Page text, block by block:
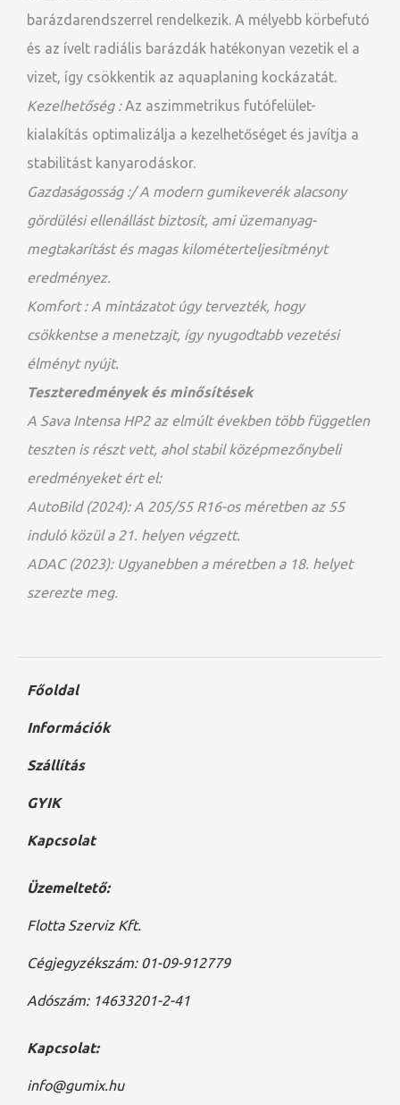
barázdarendszerrel rendelkezik. A mélyebb körbefutó
és az ívelt radiális barázdák hatékonyan vezetik el a
vizet, így csökkentik az aquaplaning kockázatát.
Kezelhetőség :Az aszimmetrikus futófelület-
kialakítás optimalizálja a kezelhetőséget és javítja a
stabilitást kanyarodáskor.
Gazdaságosság :/A modern gumikeverék alacsony
gördülési ellenállást biztosít, ami üzemanyag-
megtakarítást és magas kilométerteljesítményt
eredményez.
Komfort : A mintázatot úgy tervezték, hogy
csökkentse a menetzajt, így nyugodtabb vezetési
élményt nyújt.
Teszteredmények és minősítések
A Sava Intensa HP2 az elmúlt években több független
teszten is részt vett, ahol stabil középmezőnybeli
eredményeket ért el:
AutoBild (2024): A 205/55 R16-os méretben az 55
induló közül a 21. helyen végzett.
ADAC (2023):Ugyanebben a méretben a 18. helyet
szerezte meg.
Főoldal
Információk
Szállítás
GYIK
Kapcsolat
Üzemeltető:
Flotta Szerviz Kft.
Cégjegyzékszám: 01-09-912779
Adószám: 14633201-2-41
Kapcsolat:
info@gumix.hu